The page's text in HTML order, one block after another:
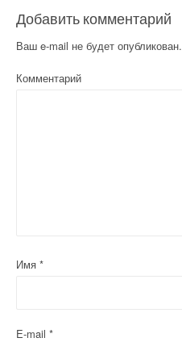
Добавить комментарий
Ваш e-mail не будет опубликован.
Комментарий
Имя *
E-mail *